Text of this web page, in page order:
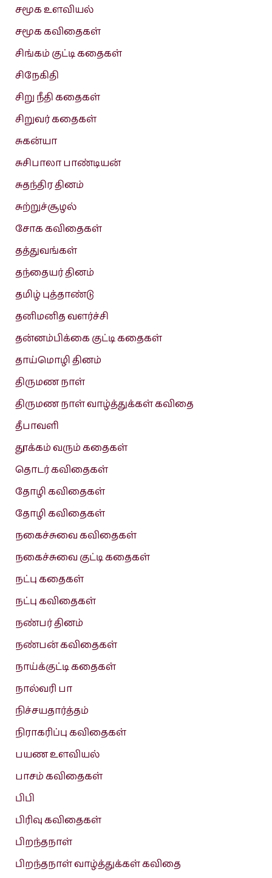
சமூக உளவியல்
சமூக கவிதைகள்
சிங்கம் குட்டி கதைகள்
சிநேகிதி
சிறு நீதி கதைகள்
சிறுவர் கதைகள்
சுகன்யா
சுசிபாலா பாண்டியன்
சுதந்திர தினம்
சுற்றுச்சூழல்
சோக கவிதைகள்
தத்துவங்கள்
தந்தையர் தினம்
தமிழ் புத்தாண்டு
தனிமனித வளர்ச்சி
தன்னம்பிக்கை குட்டி கதைகள்
தாய்மொழி தினம்
திருமண நாள்
திருமண நாள் வாழ்த்துக்கள் கவிதை
தீபாவளி
தூக்கம் வரும் கதைகள்
தொடர் கவிதைகள்
தோழி கவிதைகள்
தோழி கவிதைகள்
நகைச்சுவை கவிதைகள்
நகைச்சுவை குட்டி கதைகள்
நட்பு கதைகள்
நட்பு கவிதைகள்
நண்பர் தினம்
நண்பன் கவிதைகள்
நாய்க்குட்டி கதைகள்
நால்வரி பா
நிச்சயதார்த்தம்
நிராகரிப்பு கவிதைகள்
பயண உளவியல்
பாசம் கவிதைகள்
பிபி
பிரிவு கவிதைகள்
பிறந்தநாள்
பிறந்தநாள் வாழ்த்துக்கள் கவிதை